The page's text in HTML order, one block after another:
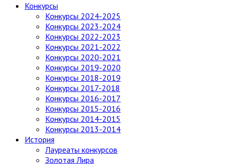
Конкурсы
Конкурсы 2024-2025
Конкурсы 2023-2024
Конкурсы 2022-2023
Конкурсы 2021-2022
Конкурсы 2020-2021
Конкурсы 2019-2020
Конкурсы 2018-2019
Конкурсы 2017-2018
Конкурсы 2016-2017
Конкурсы 2015-2016
Конкурсы 2014-2015
Конкурсы 2013-2014
История
Лауреаты конкурсов
Золотая Лира